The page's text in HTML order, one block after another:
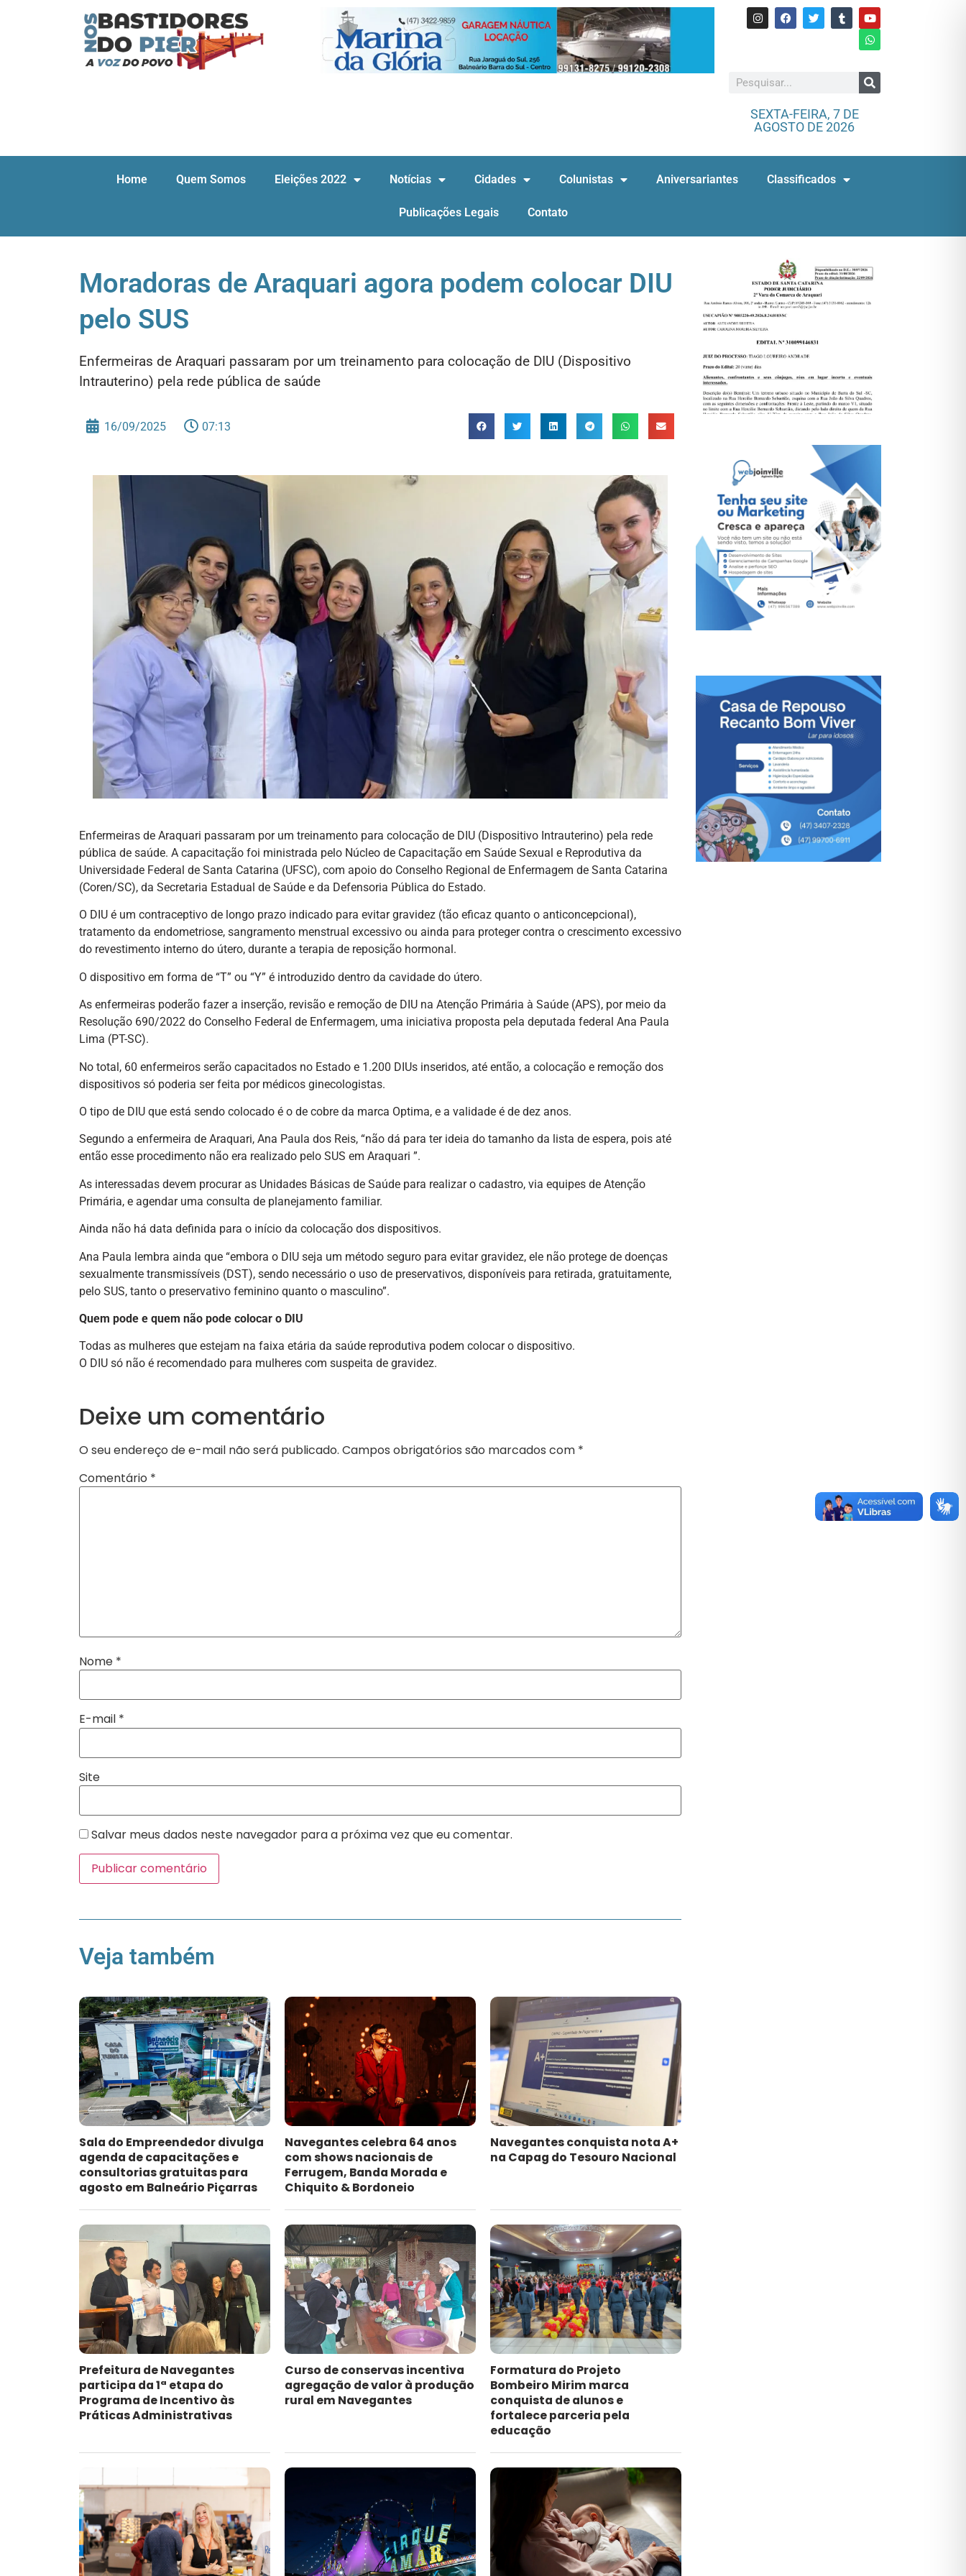
SEXTA-FEIRA, 7 DE
AGOSTO DE 2026
Home Quem Somos Eleições 2022 Notícias Cidades Colunistas Aniversariantes Classificados
Publicações Legais Contato
Moradoras de Araquari agora podem colocar DIU
pelo SUS
Enfermeiras de Araquari passaram por um treinamento para colocação de DIU (Dispositivo
Intrauterino) pela rede pública de saúde
16/09/2025 07:13
Enfermeiras de Araquari passaram por um treinamento para colocação de DIU (Dispositivo Intrauterino) pela rede
pública de saúde. A capacitação foi ministrada pelo Núcleo de Capacitação em Saúde Sexual e Reprodutiva da
Universidade Federal de Santa Catarina (UFSC), com apoio do Conselho Regional de Enfermagem de Santa Catarina
(Coren/SC), da Secretaria Estadual de Saúde e da Defensoria Pública do Estado.
O DIU é um contraceptivo de longo prazo indicado para evitar gravidez (tão eficaz quanto o anticoncepcional),
tratamento da endometriose, sangramento menstrual excessivo ou ainda para proteger contra o crescimento excessivo
do revestimento interno do útero, durante a terapia de reposição hormonal.
O dispositivo em forma de “T” ou “Y” é introduzido dentro da cavidade do útero.
As enfermeiras poderão fazer a inserção, revisão e remoção de DIU na Atenção Primária à Saúde (APS), por meio da
Resolução 690/2022 do Conselho Federal de Enfermagem, uma iniciativa proposta pela deputada federal Ana Paula
Lima (PT-SC).
No total, 60 enfermeiros serão capacitados no Estado e 1.200 DIUs inseridos, até então, a colocação e remoção dos
dispositivos só poderia ser feita por médicos ginecologistas.
O tipo de DIU que está sendo colocado é o de cobre da marca Optima, e a validade é de dez anos.
Segundo a enfermeira de Araquari, Ana Paula dos Reis, “não dá para ter ideia do tamanho da lista de espera, pois até
então esse procedimento não era realizado pelo SUS em Araquari ”.
As interessadas devem procurar as Unidades Básicas de Saúde para realizar o cadastro, via equipes de Atenção
Primária, e agendar uma consulta de planejamento familiar.
Ainda não há data definida para o início da colocação dos dispositivos.
Ana Paula lembra ainda que “embora o DIU seja um método seguro para evitar gravidez, ele não protege de doenças
sexualmente transmissíveis (DST), sendo necessário o uso de preservativos, disponíveis para retirada, gratuitamente,
pelo SUS, tanto o preservativo feminino quanto o masculino”.
Quem pode e quem não pode colocar o DIU
Todas as mulheres que estejam na faixa etária da saúde reprodutiva podem colocar o dispositivo.
O DIU só não é recomendado para mulheres com suspeita de gravidez.
Deixe um comentário
O seu endereço de e-mail não será publicado. Campos obrigatórios são marcados com *
Comentário *
Nome *
E-mail *
Site
Salvar meus dados neste navegador para a próxima vez que eu comentar.
Veja também
Sala do Empreendedor divulga
agenda de capacitações e
consultorias gratuitas para
agosto em Balneário Piçarras
Navegantes celebra 64 anos
com shows nacionais de
Ferrugem, Banda Morada e
Chiquito & Bordoneio
Navegantes conquista nota A+
na Capag do Tesouro Nacional
Prefeitura de Navegantes
participa da 1ª etapa do
Programa de Incentivo às
Práticas Administrativas
Curso de conservas incentiva
agregação de valor à produção
rural em Navegantes
Formatura do Projeto
Bombeiro Mirim marca
conquista de alunos e
fortalece parceria pela
educação